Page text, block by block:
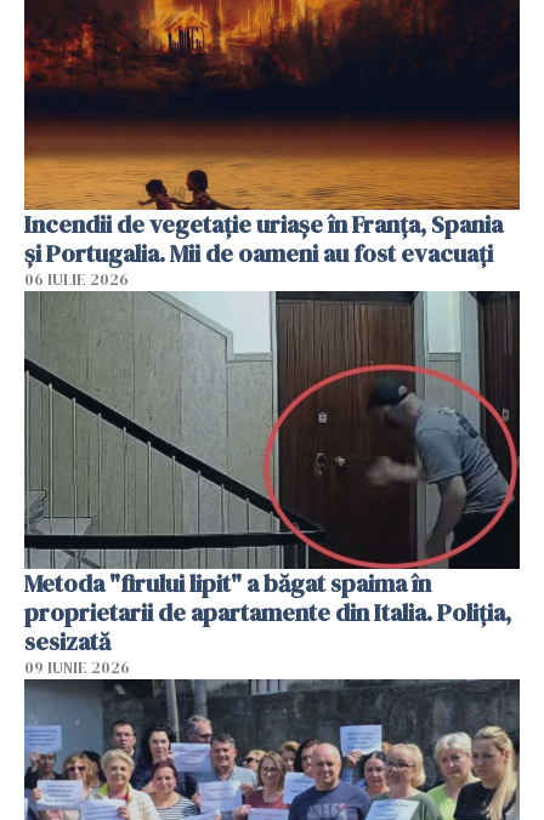
Incendii de vegetație uriașe în Franța, Spania
și Portugalia. Mii de oameni au fost evacuați
06 IULIE 2026
Metoda "firului lipit" a băgat spaima în
proprietarii de apartamente din Italia. Poliția,
sesizată
09 IUNIE 2026